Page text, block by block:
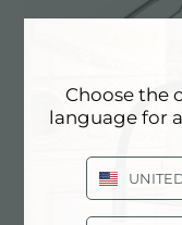
Choose the
language for